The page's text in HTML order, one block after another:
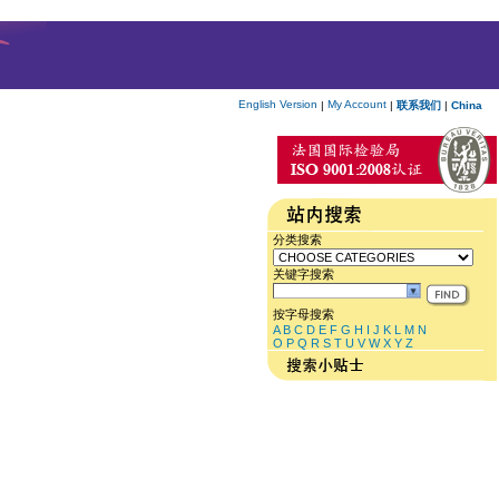
English Version | My Account | 联系我们 | China
分类搜索
关键字搜索
按字母搜索
A B C D E F G H I J K L M N
O P Q R S T U V W X Y Z